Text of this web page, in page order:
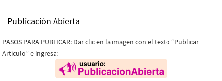
Publicación Abierta
PASOS PARA PUBLICAR: Dar clic en la imagen con el texto “Publicar
Artículo” e ingresa: